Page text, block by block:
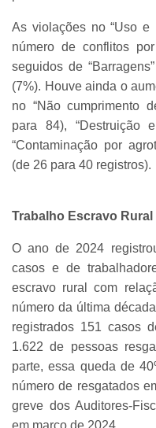
As violações no “Uso e
número de conflitos
seguidos de
(7%). Houve ainda o
no “Não cumprimento
para 84), “Destruição
“Contaminação por
(de 26 para 40 registros).
Trabalho Escravo Rural
O ano de 2024
casos e de
escravo rural com
número da última
registrados 151 casos
1.622 de pessoas
parte, essa queda de
número de resgatados
greve dos Auditores-
em março de 2024.